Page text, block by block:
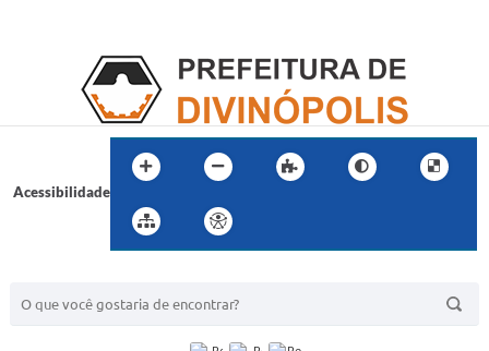
Acessibilidade